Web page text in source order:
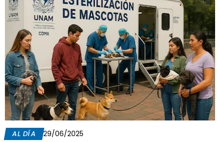
AL DÍA 29/06/2025